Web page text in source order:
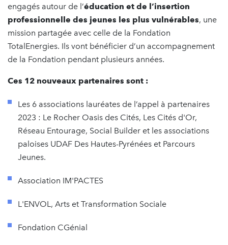
engagés autour de l’éducation et de l’insertion
professionnelle des jeunes les plus vulnérables, une
mission partagée avec celle de la Fondation
TotalEnergies. Ils vont bénéficier d’un accompagnement
de la Fondation pendant plusieurs années.
Ces 12 nouveaux partenaires sont :
Les 6 associations lauréates de l’appel à partenaires
2023 : Le Rocher Oasis des Cités, Les Cités d'Or,
Réseau Entourage, Social Builder et les associations
paloises UDAF Des Hautes-Pyrénées et Parcours
Jeunes.
Association IM'PACTES
L'ENVOL, Arts et Transformation Sociale
Fondation CGénial